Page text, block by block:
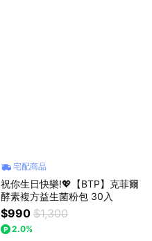
宅配商品
祝你生日快樂!💖【BTP】克菲爾
酵素複方益生菌粉包 30入
$990 $1,300
2.0%